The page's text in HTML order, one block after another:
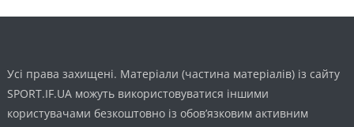
Усі права захищені. Матеріали (частина матеріалів) із сайту
SPORT.IF.UA можуть використовуватися іншими
користувачами безкоштовно із обов’язковим активним